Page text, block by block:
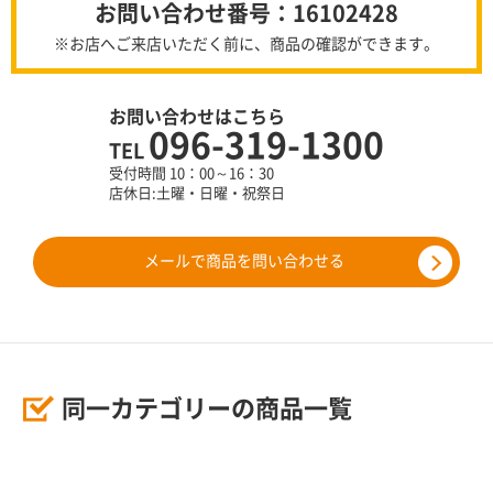
お問い合わせ番号：16102428
※お店へご来店いただく前に、商品の確認ができます。
お問い合わせはこちら
TEL 096-319-1300
受付時間 10：00～16：30
店休日:土曜・日曜・祝祭日
メールで商品を問い合わせる
同一カテゴリーの商品一覧